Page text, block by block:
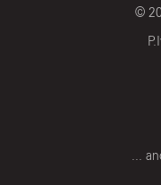
©
...